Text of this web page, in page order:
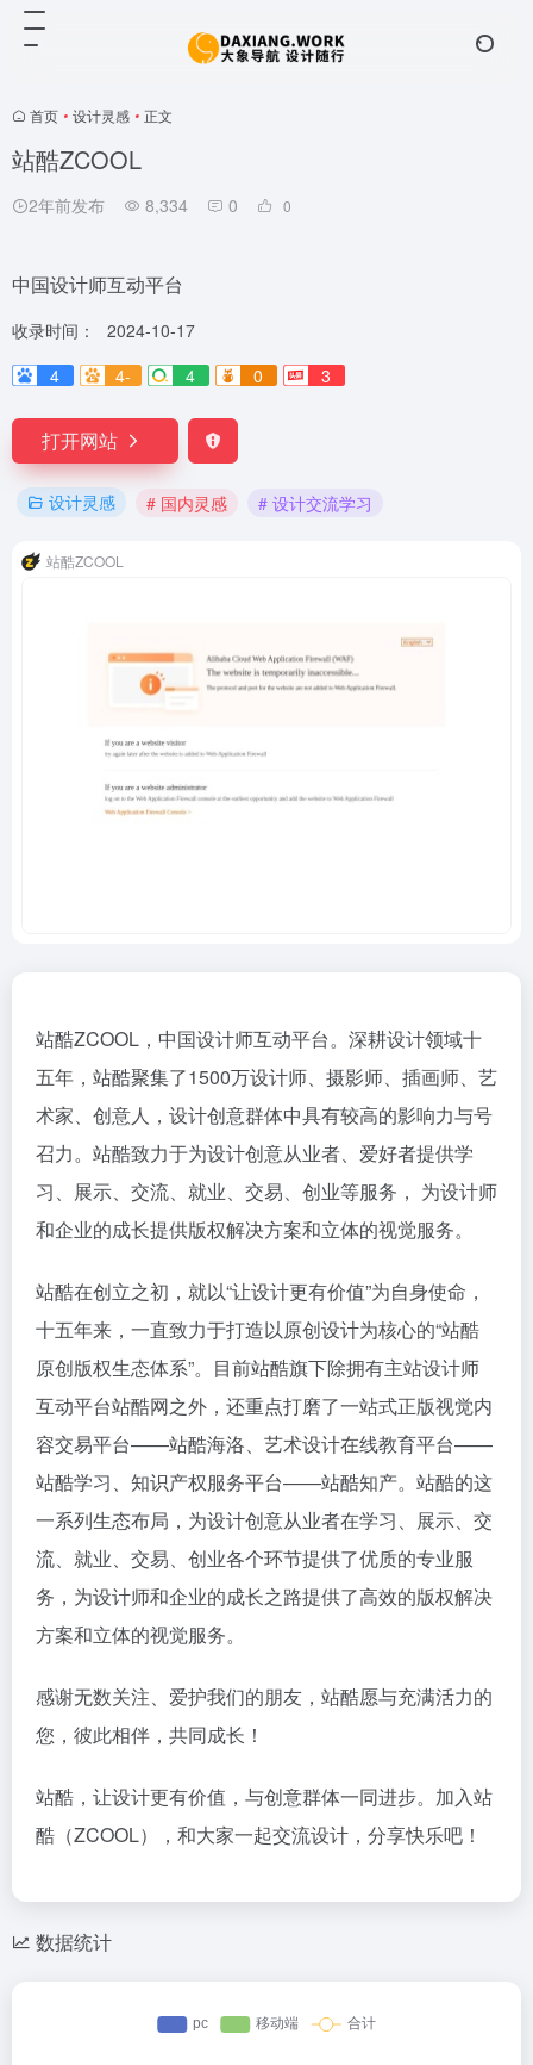
首页 • 设计灵感 • 正文
站酷ZCOOL
2年前发布 8,334 0 0
中国设计师互动平台
收录时间：
2024-10-17
4
4- 4 0 3
打开网站
设计灵感 # 国内灵感 # 设计交流学习
站酷ZCOOL
站酷ZCOOL，中国设计师互动平台。深耕设计领域十
五年，站酷聚集了1500万设计师、摄影师、插画师、艺
术家、创意人，设计创意群体中具有较高的影响力与号
召力。站酷致力于为设计创意从业者、爱好者提供学
习、展示、交流、就业、交易、创业等服务， 为设计师
和企业的成长提供版权解决方案和立体的视觉服务。
站酷在创立之初，就以“让设计更有价值”为自身使命，
十五年来，一直致力于打造以原创设计为核心的“站酷
原创版权生态体系”。目前站酷旗下除拥有主站设计师
互动平台站酷网之外，还重点打磨了一站式正版视觉内
容交易平台——站酷海洛、艺术设计在线教育平台——
站酷学习、知识产权服务平台——站酷知产。站酷的这
一系列生态布局，为设计创意从业者在学习、展示、交
流、就业、交易、创业各个环节提供了优质的专业服
务，为设计师和企业的成长之路提供了高效的版权解决
方案和立体的视觉服务。
感谢无数关注、爱护我们的朋友，站酷愿与充满活力的
您，彼此相伴，共同成长！
站酷，让设计更有价值，与创意群体一同进步。加入站
酷（ZCOOL），和大家一起交流设计，分享快乐吧！
数据统计